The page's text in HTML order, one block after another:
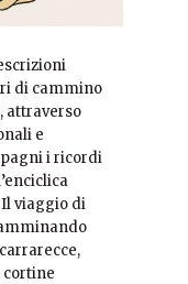
di cammino
attraverso
e
i ricordi
Il viaggio di